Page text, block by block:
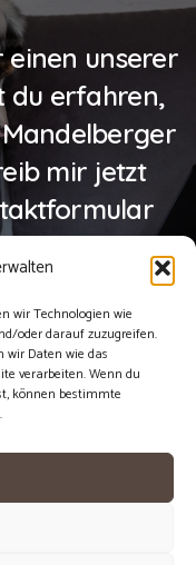
wir Technologien wie
oder darauf zuzugreifen.
wir Daten wie das
verarbeiten. Wenn du
können bestimmte
einen unserer
du erfahren,
mir jetzt
|